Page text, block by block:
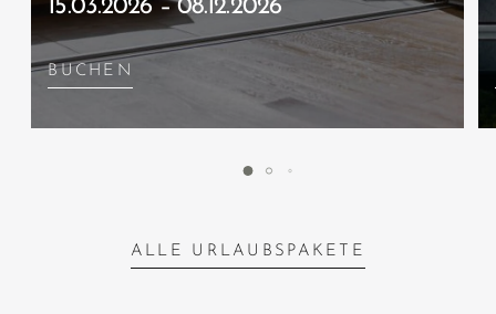
15.03.2026 – 08.12.2026
BUCHEN
ALLE URLAUBSPAKETE